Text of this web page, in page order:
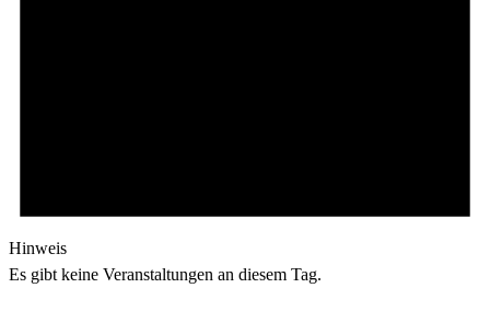
Hinweis
Es gibt keine Veranstaltungen an diesem Tag.